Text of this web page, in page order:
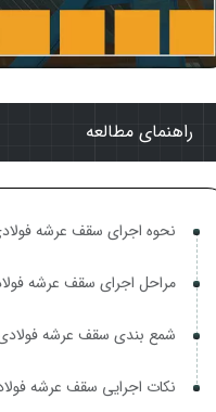
راهنمای مطالعه
نحوه اجرای سقف عرشه
مراحل اجرای سقف عرشه
شمع بندی سقف عرشه
نکات اجرایی سقف عرشه